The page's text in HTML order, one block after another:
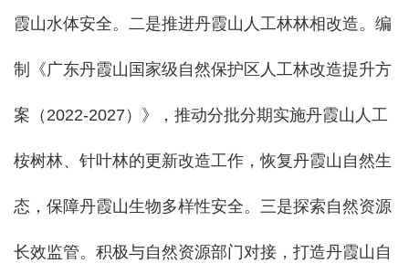
霞山水体安全。二是推进丹霞山人工林林相改造。编
制《广东丹霞山国家级自然保护区人工林改造提升方
案（2022-2027）》，推动分批分期实施丹霞山人工
桉树林、针叶林的更新改造工作，恢复丹霞山自然生
态，保障丹霞山生物多样性安全。三是探索自然资源
长效监管。积极与自然资源部门对接，打造丹霞山自